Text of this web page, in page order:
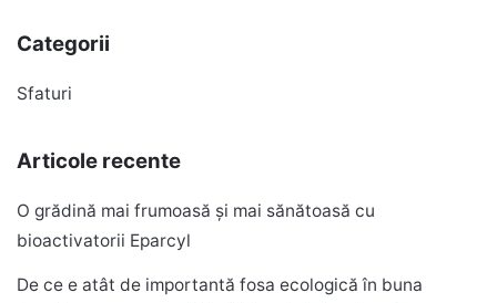
Categorii
Sfaturi
Articole recente
O grădină mai frumoasă și mai sănătoasă cu
bioactivatorii Eparcyl
De ce e atât de importantă fosa ecologică în buna